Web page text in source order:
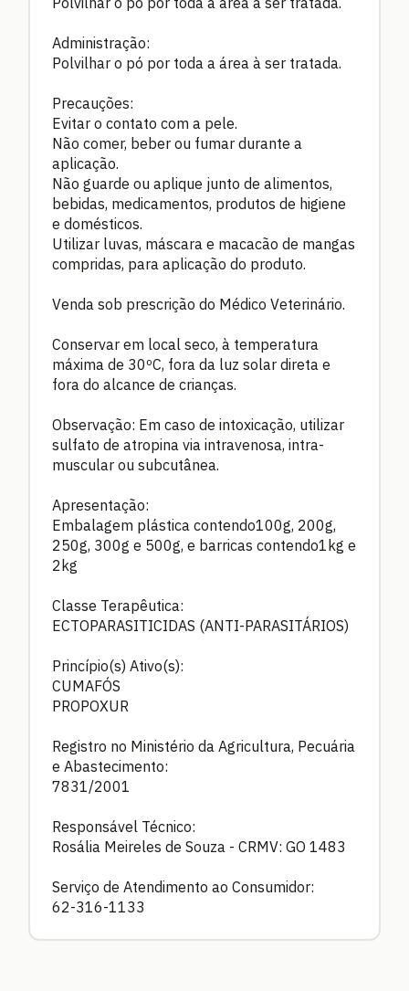
Administração:
Polvilhar o pó por toda a área à ser tratada.
Precauções:
Evitar o contato com a pele.
Não comer, beber ou fumar durante a
aplicação.
Não guarde ou aplique junto de alimentos,
bebidas, medicamentos, produtos de higiene
e domésticos.
Utilizar luvas, máscara e macacão de mangas
compridas, para aplicação do produto.
Venda sob prescrição do Médico Veterinário.
Conservar em local seco, à temperatura
máxima de 30ºC, fora da luz solar direta e
fora do alcance de crianças.
Observação: Em caso de intoxicação, utilizar
sulfato de atropina via intravenosa, intra-
muscular ou subcutânea.
Apresentação:
Embalagem plástica contendo100g, 200g,
250g, 300g e 500g, e barricas contendo1kg e
2kg
Classe Terapêutica:
ECTOPARASITICIDAS (ANTI-PARASITÁRIOS)
Princípio(s) Ativo(s):
CUMAFÓS
PROPOXUR
Registro no Ministério da Agricultura, Pecuária
e Abastecimento:
7831/2001
Responsável Técnico:
Rosália Meireles de Souza - CRMV: GO 1483
Serviço de Atendimento ao Consumidor:
62-316-1133